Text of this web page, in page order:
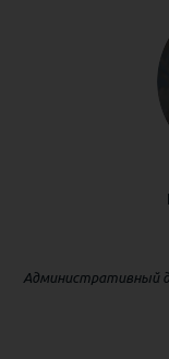
Административный